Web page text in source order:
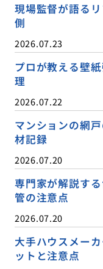
現場監督が語る
側
2026.07.23
プロが教える壁
理
2026.07.22
マンションの網
材記録
2026.07.20
専門家が解説す
管の注意点
2026.07.20
大手ハウスメー
ットと注意点